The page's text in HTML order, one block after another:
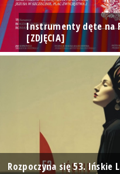
Instrumenty dęte na
[ZDJĘCIA]
Rozpoczyna się 53. Ińskie